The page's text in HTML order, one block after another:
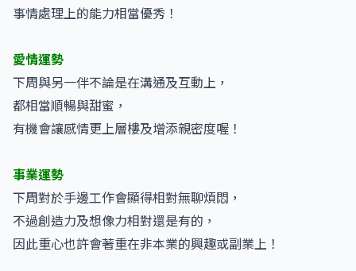
事情處理上的能力相當優秀！
愛情運勢
下周與另一伴不論是在溝通及互動上，
都相當順暢與甜蜜，
有機會讓感情更上層樓及增添親密度喔！
事業運勢
下周對於手邊工作會顯得相對無聊煩悶，
不過創造力及想像力相對還是有的，
因此重心也許會著重在非本業的興趣或副業上！